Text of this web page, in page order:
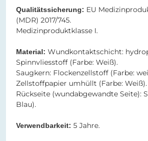
Qualitätssicherung: EU
(MDR) 2017/745.
Medizinproduktklasse I.
Material: Wundkontaktschicht:
Spinnvliesstoff (Farbe: Weiß).
Saugkern: Flockenzellstoff (Farbe:
Zellstoffpapier umhüllt (Farbe: Weiß).
Rückseite (wundabgewandte Seite):
Blau).
Verwendbarkeit: 5 Jahre.